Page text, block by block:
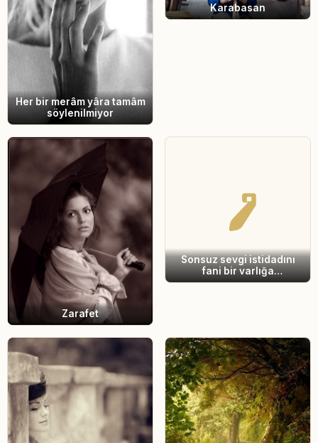
Her bir merâm yâra tamâm
söylenilmiyor
Karabasan
Zarafet
Sonsuz sevgi istidadını
fani bir varlığa
hasredersen cezasını